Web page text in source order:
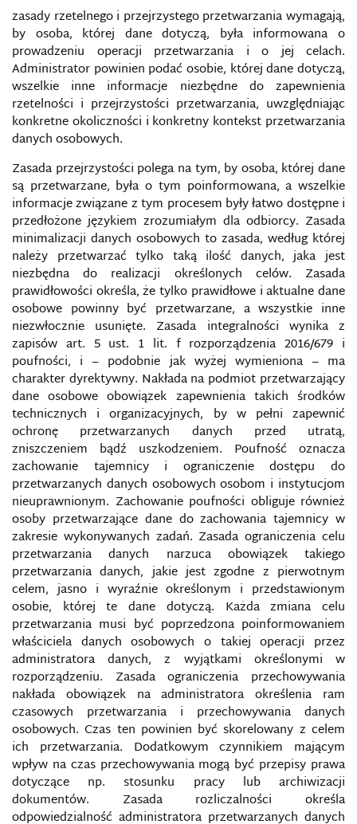
zasady rzetelnego i przejrzystego przetwarzania wymagają,
by osoba, której dane dotyczą, była informowana o
prowadzeniu operacji przetwarzania i o jej celach.
Administrator powinien podać osobie, której dane dotyczą,
wszelkie inne informacje niezbędne do zapewnienia
rzetelności i przejrzystości przetwarzania, uwzględniając
konkretne okoliczności i konkretny kontekst przetwarzania
danych osobowych.
Zasada przejrzystości polega na tym, by osoba, której dane
są przetwarzane, była o tym poinformowana, a wszelkie
informacje związane z tym procesem były łatwo dostępne i
przedłożone językiem zrozumiałym dla odbiorcy. Zasada
minimalizacji danych osobowych to zasada, według której
należy przetwarzać tylko taką ilość danych, jaka jest
niezbędna do realizacji określonych celów. Zasada
prawidłowości określa, że tylko prawidłowe i aktualne dane
osobowe powinny być przetwarzane, a wszystkie inne
niezwłocznie usunięte. Zasada integralności wynika z
zapisów art. 5 ust. 1 lit. f rozporządzenia 2016/679 i
poufności, i – podobnie jak wyżej wymieniona – ma
charakter dyrektywny. Nakłada na podmiot przetwarzający
dane osobowe obowiązek zapewnienia takich środków
technicznych i organizacyjnych, by w pełni zapewnić
ochronę przetwarzanych danych przed utratą,
zniszczeniem bądź uszkodzeniem. Poufność oznacza
zachowanie tajemnicy i ograniczenie dostępu do
przetwarzanych danych osobowych osobom i instytucjom
nieuprawnionym. Zachowanie poufności obliguje również
osoby przetwarzające dane do zachowania tajemnicy w
zakresie wykonywanych zadań. Zasada ograniczenia celu
przetwarzania danych narzuca obowiązek takiego
przetwarzania danych, jakie jest zgodne z pierwotnym
celem, jasno i wyraźnie określonym i przedstawionym
osobie, której te dane dotyczą. Każda zmiana celu
przetwarzania musi być poprzedzona poinformowaniem
właściciela danych osobowych o takiej operacji przez
administratora danych, z wyjątkami określonymi w
rozporządzeniu. Zasada ograniczenia przechowywania
nakłada obowiązek na administratora określenia ram
czasowych przetwarzania i przechowywania danych
osobowych. Czas ten powinien być skorelowany z celem
ich przetwarzania. Dodatkowym czynnikiem mającym
wpływ na czas przechowywania mogą być przepisy prawa
dotyczące np. stosunku pracy lub archiwizacji
dokumentów. Zasada rozliczalności określa
odpowiedzialność administratora przetwarzanych danych
ŚRODOWISKO CYBERBEZPIECZEŃSTWA
ŚRODOWISKO INFORMACYJNE
ŚWIADOMOŚĆ INFORMACYJNA
ŚWIATOWA KOMISJA DS. STABILNOŚCI
CYBERPRZESTRZENI
TECHNOLOGIE INFORMACYJNO-KOMUNIKACYJNE
TECHNOLOGIE MANIPULACJI POLITYCZNYCH W
SIECIACH SPOŁECZNOŚCIOWYCH
TECHNOLOGIE MONITORINGOWE
TEORIA WOJEN INFORMACYJNYCH
TERRORYZM INFORMACYJNY
TERRORYZM MEDIALNY
TERRORYZM W MEDIACH SPOŁECZNOŚCIOWYCH
TROLLING (TROLLOWANIE)
TWITTER
UCZESTNICY WALKI INFORMACYJNEJ
USSTRATCOM
USTAWA O KRAJOWYM SYSTEMIE
CYBERBEZPIECZEŃSTWA
VOICE OF AMERICA
WALKA ELEKTRONICZNA
WALKA INFORMACYJNA